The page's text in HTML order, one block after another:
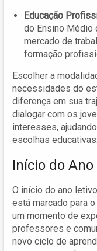
Educação
do Ensino Médio
mercado de
formação
Escolher a
necessidades do
diferença em sua
dialogar com os
interesses,
escolhas educativas.
Início do
O início do ano
está marcado para
um momento de
professores e
novo ciclo de